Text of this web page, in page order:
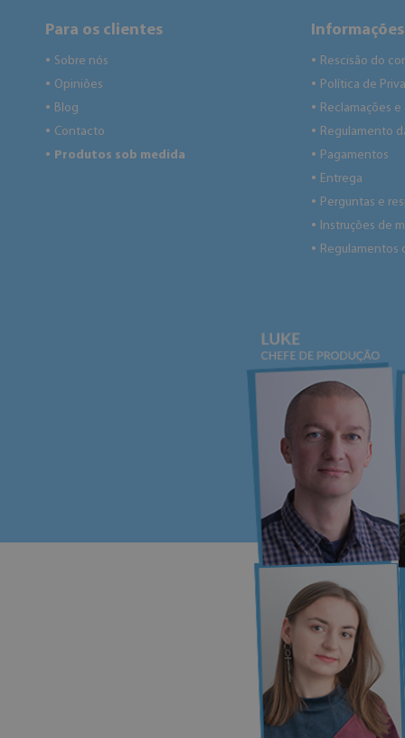
Para os clientes
● Sobre nós
● Opiniões
● Blog
● Contacto
● Produtos sob medida
● Rescisão do
● Política de
● Reclamações
● Regulamento
● Pagamentos
● Entrega
● Perguntas e
● Instruções de
● Regulamentos